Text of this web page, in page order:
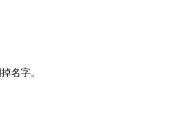
名字。